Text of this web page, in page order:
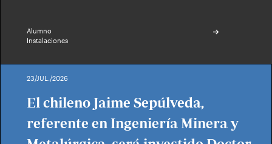
Alumno
Instalaciones
23/JUL./2026
El chileno Jaime Sepúlveda,
referente en Ingeniería Minera y